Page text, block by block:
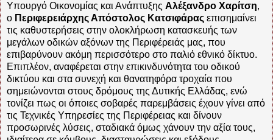
Υπουργό Οικονομίας και Ανάπτυξης Αλέξανδρο Χαρίτση,
ο Περιφερειάρχης Απόστολος Κατσιφάρας επισημαίνει
τις καθυστερήσεις στην ολοκλήρωση κατασκευής των
μεγάλων οδικών αξόνων της Περιφέρειάς μας, που
επιβαρύνουν ακόμη περισσότερο στο παλιό εθνικό δίκτυο.
Επιπλέον, αναφέρεται στην επικινδυνότητα του οδικού
δικτύου και στα συνεχή και θανατηφόρα τροχαία που
σημειώνονται στους δρόμους της Δυτικής Ελλάδας, ενώ
τονίζει πως οι όποιες σοβαρές παρεμβάσεις έχουν γίνει από
τις Τεχνικές Υπηρεσίες της Περιφέρειας και δίνουν
προσωρινές λύσεις, σταδιακά όμως χάνουν την αξία τους,